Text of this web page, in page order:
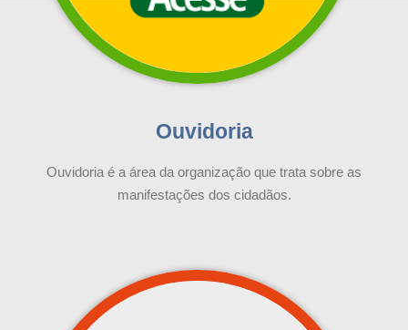
Ouvidoria
Ouvidoria é a área da organização que trata sobre as
manifestações dos cidadãos.